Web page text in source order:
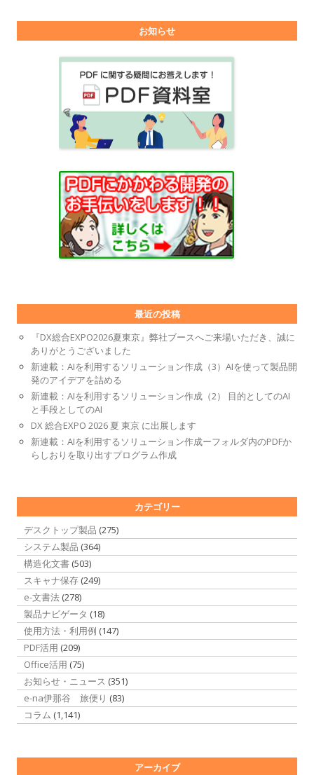
お知らせ
最近の投稿
『DX総合EXPO2026夏東京』弊社ブースへご来場いただき、誠に
ありがとうございました
新連載：AIを利用するソリューション作成（3）AIを使って製品開
発のアイデアを詰める
新連載：AIを利用するソリューション作成（2） 目的としてのAI
と手段としてのAI
DX 総合EXPO 2026 夏 東京 に出展します
新連載：AIを利用するソリューション作成ーフォルダ内のPDFか
らしおりを取り出すプログラム作成
カテゴリー
デスクトップ製品 (275)
システム製品 (364)
構造化文書 (503)
スキャナ保存 (249)
e-文書法 (278)
製品ナビゲータ (18)
使用方法・利用例 (147)
PDF活用 (209)
Office活用 (75)
お知らせ・ニュース (351)
e-na伊那谷 旅便り (83)
コラム (1,141)
アーカイブ